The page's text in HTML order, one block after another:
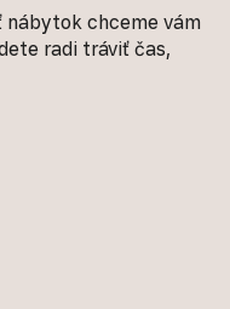
nábytok chceme vám
radi tráviť čas,